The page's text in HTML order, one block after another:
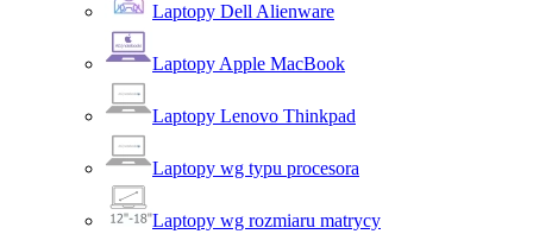
Laptopy Dell Alienware
Laptopy Apple MacBook
Laptopy Lenovo Thinkpad
Laptopy wg typu procesora
Laptopy wg rozmiaru matrycy